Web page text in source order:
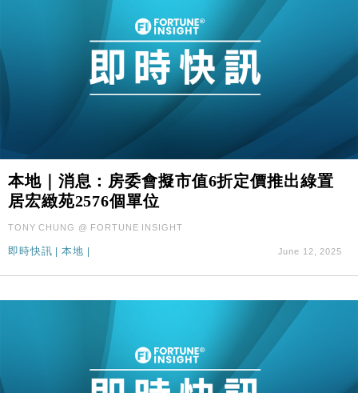
本地｜消息：房委會擬市值6折定價推出綠置
居宏緻苑2576個單位
TONY CHUNG @ FORTUNE INSIGHT
即時快訊 |本地 | June 12, 2025